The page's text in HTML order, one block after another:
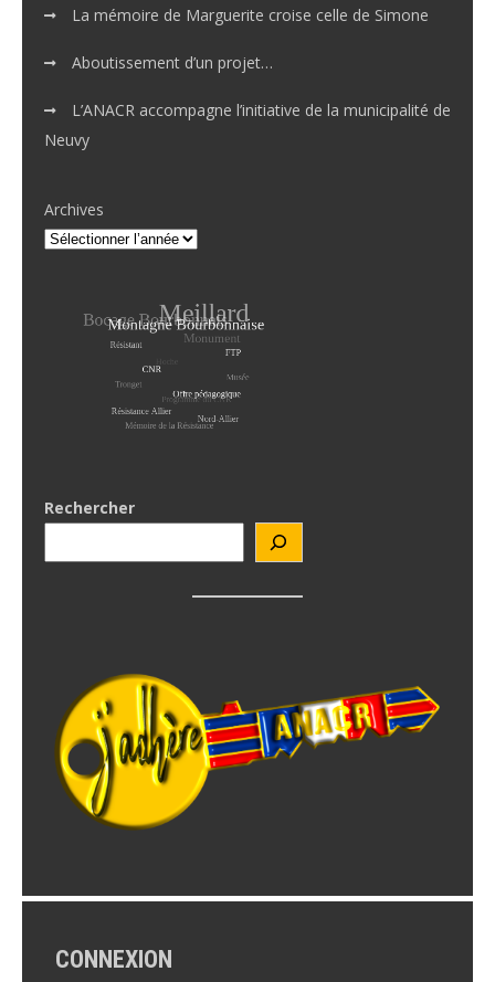
La mémoire de Marguerite croise celle de Simone
Aboutissement d’un projet…
L’ANACR accompagne l’initiative de la municipalité de
Neuvy
Archives
Rechercher
CONNEXION